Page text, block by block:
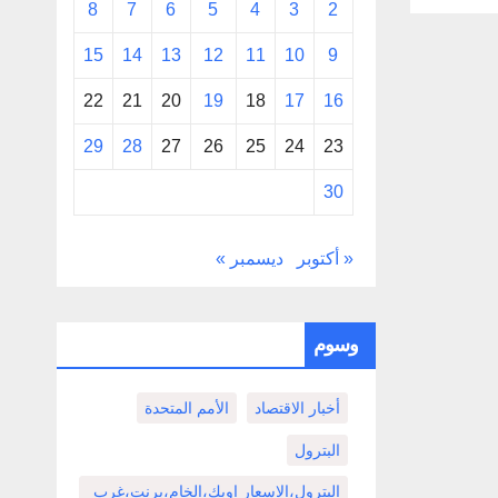
2
3
4
5
6
7
8
9
10
11
12
13
14
15
16
17
18
19
20
21
22
23
24
25
26
27
28
29
30
« أكتوبر ديسمبر »
وسوم
أخبار الاقتصاد الأمم المتحدة
البترول
البترول،الاسعار اوبك،الخام،برنت،غرب